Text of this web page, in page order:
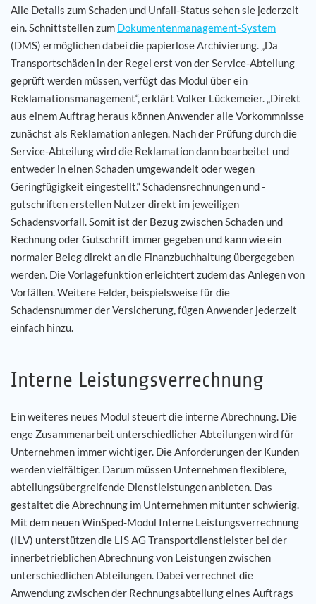
Alle Details zum Schaden und Unfall-Status sehen sie jederzeit
ein. Schnittstellen zum Dokumentenmanagement-System
(DMS) ermöglichen dabei die papierlose Archivierung. „Da
Transportschäden in der Regel erst von der Service-Abteilung
geprüft werden müssen, verfügt das Modul über ein
Reklamationsmanagement“, erklärt Volker Lückemeier. „Direkt
aus einem Auftrag heraus können Anwender alle Vorkommnisse
zunächst als Reklamation anlegen. Nach der Prüfung durch die
Service-Abteilung wird die Reklamation dann bearbeitet und
entweder in einen Schaden umgewandelt oder wegen
Geringfügigkeit eingestellt.“ Schadensrechnungen und -
gutschriften erstellen Nutzer direkt im jeweiligen
Schadensvorfall. Somit ist der Bezug zwischen Schaden und
Rechnung oder Gutschrift immer gegeben und kann wie ein
normaler Beleg direkt an die Finanzbuchhaltung übergegeben
werden. Die Vorlagefunktion erleichtert zudem das Anlegen von
Vorfällen. Weitere Felder, beispielsweise für die
Schadensnummer der Versicherung, fügen Anwender jederzeit
einfach hinzu.
Interne Leistungsverrechnung
Ein weiteres neues Modul steuert die interne Abrechnung. Die
enge Zusammenarbeit unterschiedlicher Abteilungen wird für
Unternehmen immer wichtiger. Die Anforderungen der Kunden
werden vielfältiger. Darum müssen Unternehmen flexiblere,
abteilungsübergreifende Dienstleistungen anbieten. Das
gestaltet die Abrechnung im Unternehmen mitunter schwierig.
Mit dem neuen WinSped-Modul Interne Leistungsverrechnung
(ILV) unterstützen die LIS AG Transportdienstleister bei der
innerbetrieblichen Abrechnung von Leistungen zwischen
unterschiedlichen Abteilungen. Dabei verrechnet die
Anwendung zwischen der Rechnungsabteilung eines Auftrags